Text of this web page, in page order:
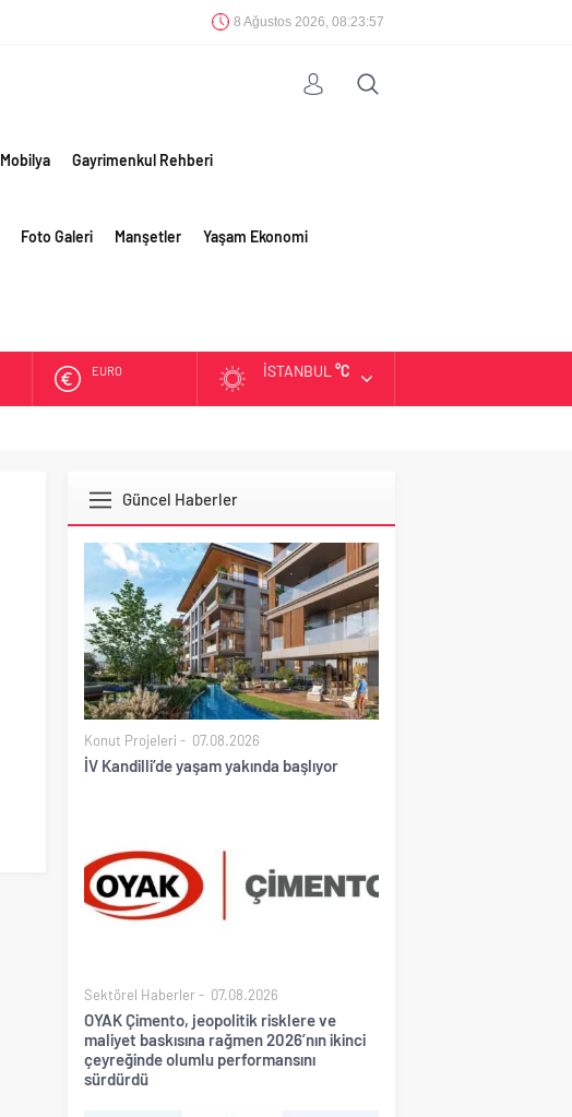
8 Ağustos 2026, 08:23:57
Mobilya Gayrimenkul Rehberi
Foto Galeri Manşetler Yaşam Ekonomi
EURO İSTANBUL °C
Güncel Haberler
Konut Projeleri 07.08.2026
İV Kandilli’de yaşam yakında başlıyor
Sektörel Haberler 07.08.2026
OYAK Çimento, jeopolitik risklere ve
maliyet baskısına rağmen 2026’nın ikinci
çeyreğinde olumlu performansını
sürdürdü